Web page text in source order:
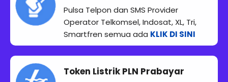
Pulsa Telpon dan SMS Provider
Operator Telkomsel, Indosat, XL, Tri,
Smartfren semua ada KLIK DI SINI
Token Listrik PLN Prabayar